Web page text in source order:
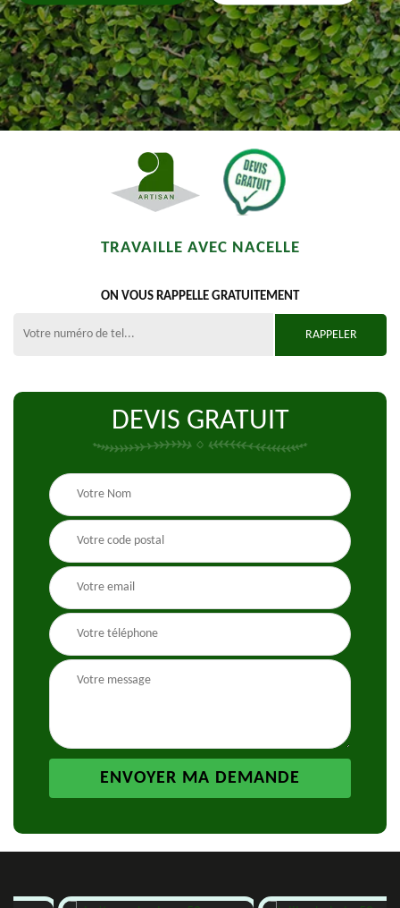
TRAVAILLE AVEC NACELLE
ON VOUS RAPPELLE GRATUITEMENT
DEVIS GRATUIT